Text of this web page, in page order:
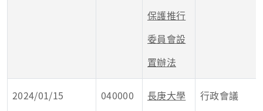
保護推行
委員會設
置辦法
2024/01/15
040000
長庚大學
行政會議